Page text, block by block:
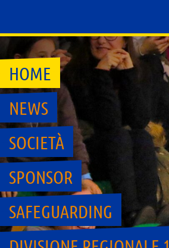
HOME
NEWS
SOCIETÀ
SPONSOR
SAFEGUARDING